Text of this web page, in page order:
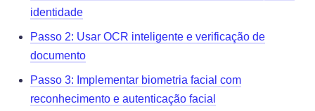
identidade
Passo 2: Usar OCR inteligente e verificação de
documento
Passo 3: Implementar biometria facial com
reconhecimento e autenticação facial